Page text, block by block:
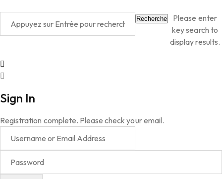
Recherche
Please enter
key search to
display results.
Sign In
Registration complete. Please check your email.